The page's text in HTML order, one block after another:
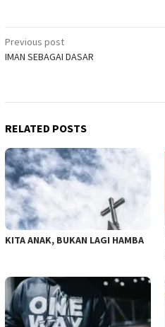
Post
navigation
Previous post
IMAN SEBAGAI DASAR
RELATED POSTS
KITA ANAK, BUKAN LAGI HAMBA